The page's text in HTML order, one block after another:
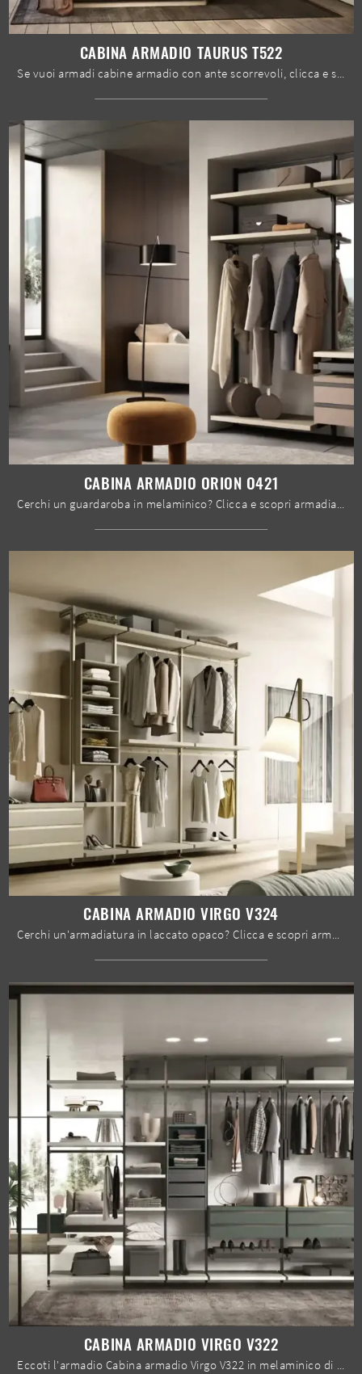
CABINA ARMADIO TAURUS T522
Se vuoi armadi cabine armadio con ante scorrevoli, clicca e scopri l'armadio Cabina armadio Taurus T522 di Moretti Compact Giorno Notte in melaminico.
CABINA ARMADIO ORION O421
Cerchi un guardaroba in melaminico? Clicca e scopri armadiature cabine armadio con ante scorrevoli di Moretti Compact Giorno Notte.
CABINA ARMADIO VIRGO V324
Cerchi un'armadiatura in laccato opaco? Clicca e scopri armadi cabine armadio con ante scorrevoli di Moretti Compact Giorno Notte.
CABINA ARMADIO VIRGO V322
Eccoti l'armadio Cabina armadio Virgo V322 in melaminico di Moretti Compact Giorno Notte! Un ricco catalogo di armadi cabine armadio con ante ...